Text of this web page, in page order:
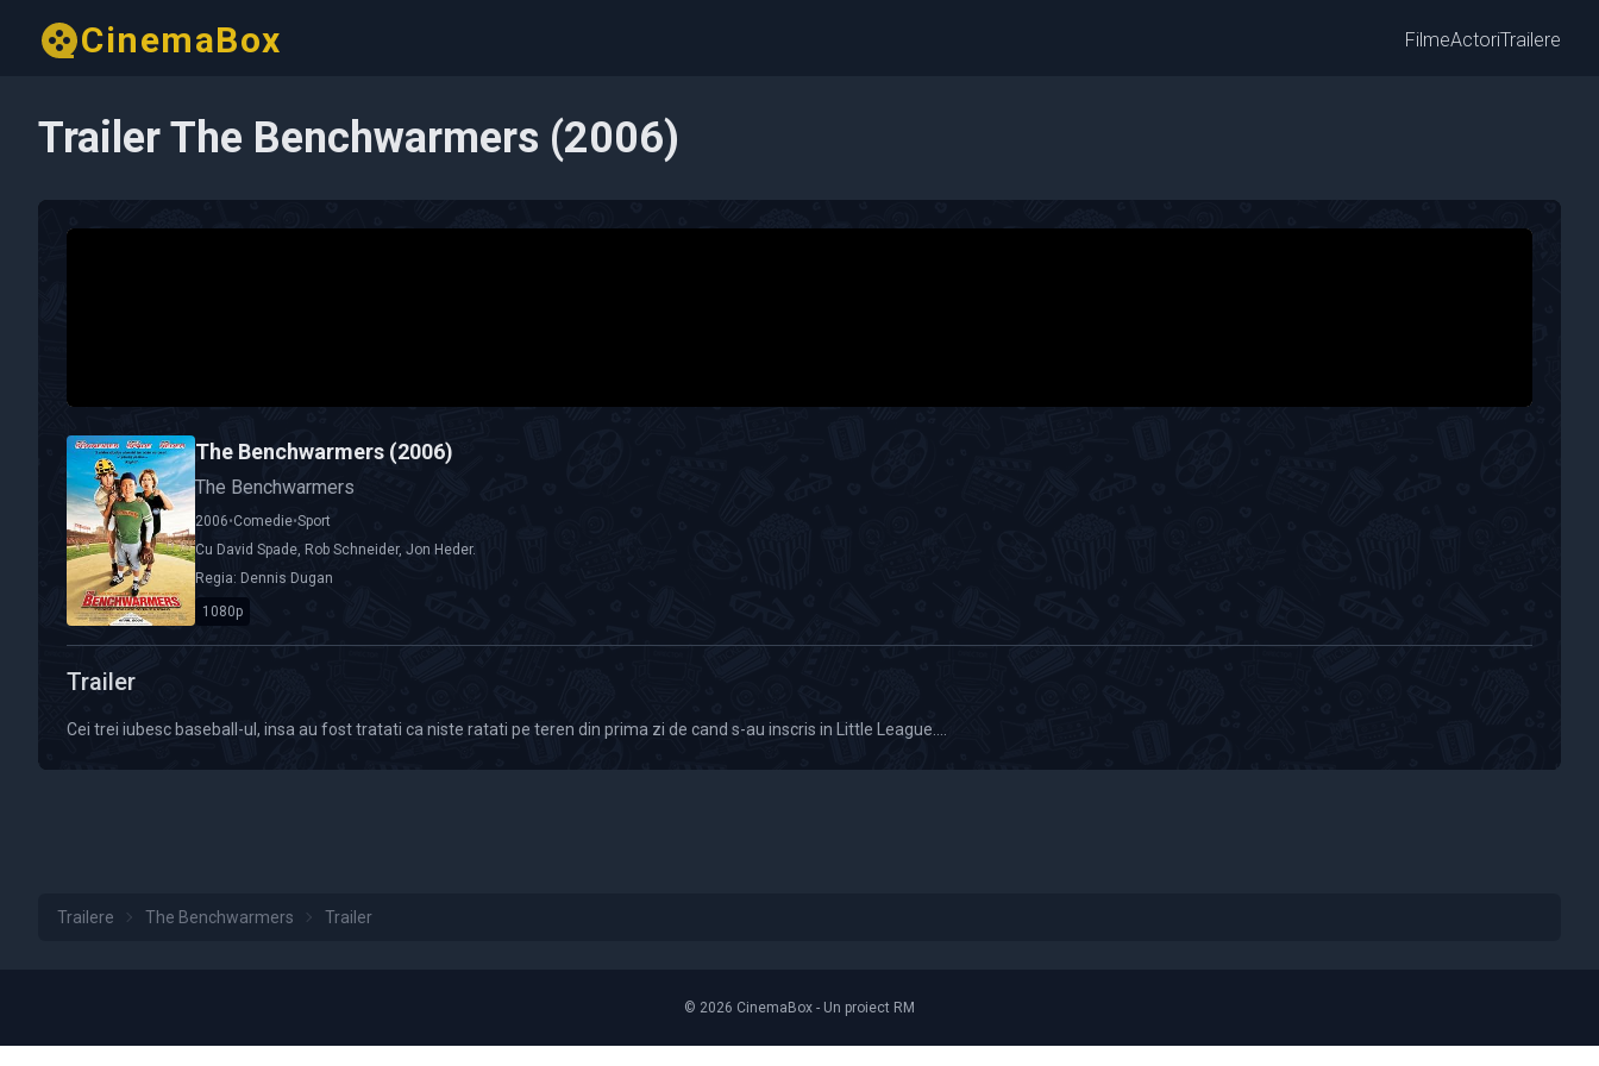
CinemaBox FilmeActoriTrailere
Trailer The Benchwarmers (2006)
The Benchwarmers (2006)
The Benchwarmers
2006•Comedie•Sport
Cu David Spade, Rob Schneider,Jon Heder.
Regia: Dennis Dugan
1080p
Calitate Video: HD 1080p
Trailer
Cei trei iubesc baseball-ul, insa au fost tratati ca niste ratati pe teren din prima zi de cand s-au inscris in Little League....
Trailere The Benchwarmers Trailer
© 2026 CinemaBox - Un proiect RM